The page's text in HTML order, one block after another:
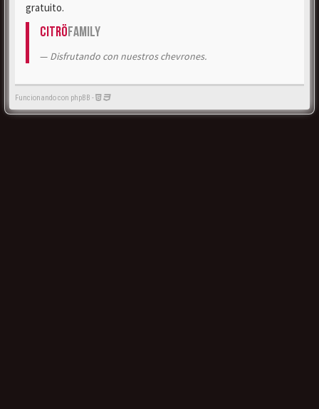
gratuito.
CitröFamily
Disfrutando con nuestros chevrones.
Funcionando con phpBB -